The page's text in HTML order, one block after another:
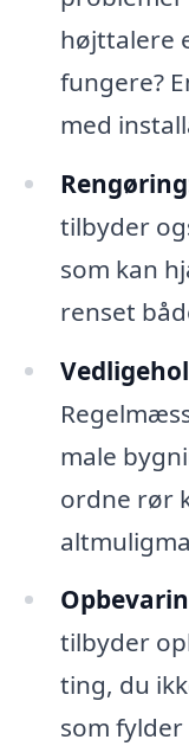
højttalere
fungere?
med
tilbyder
som kan
renset
male
ordne rør
tilbyder
ting, du
som